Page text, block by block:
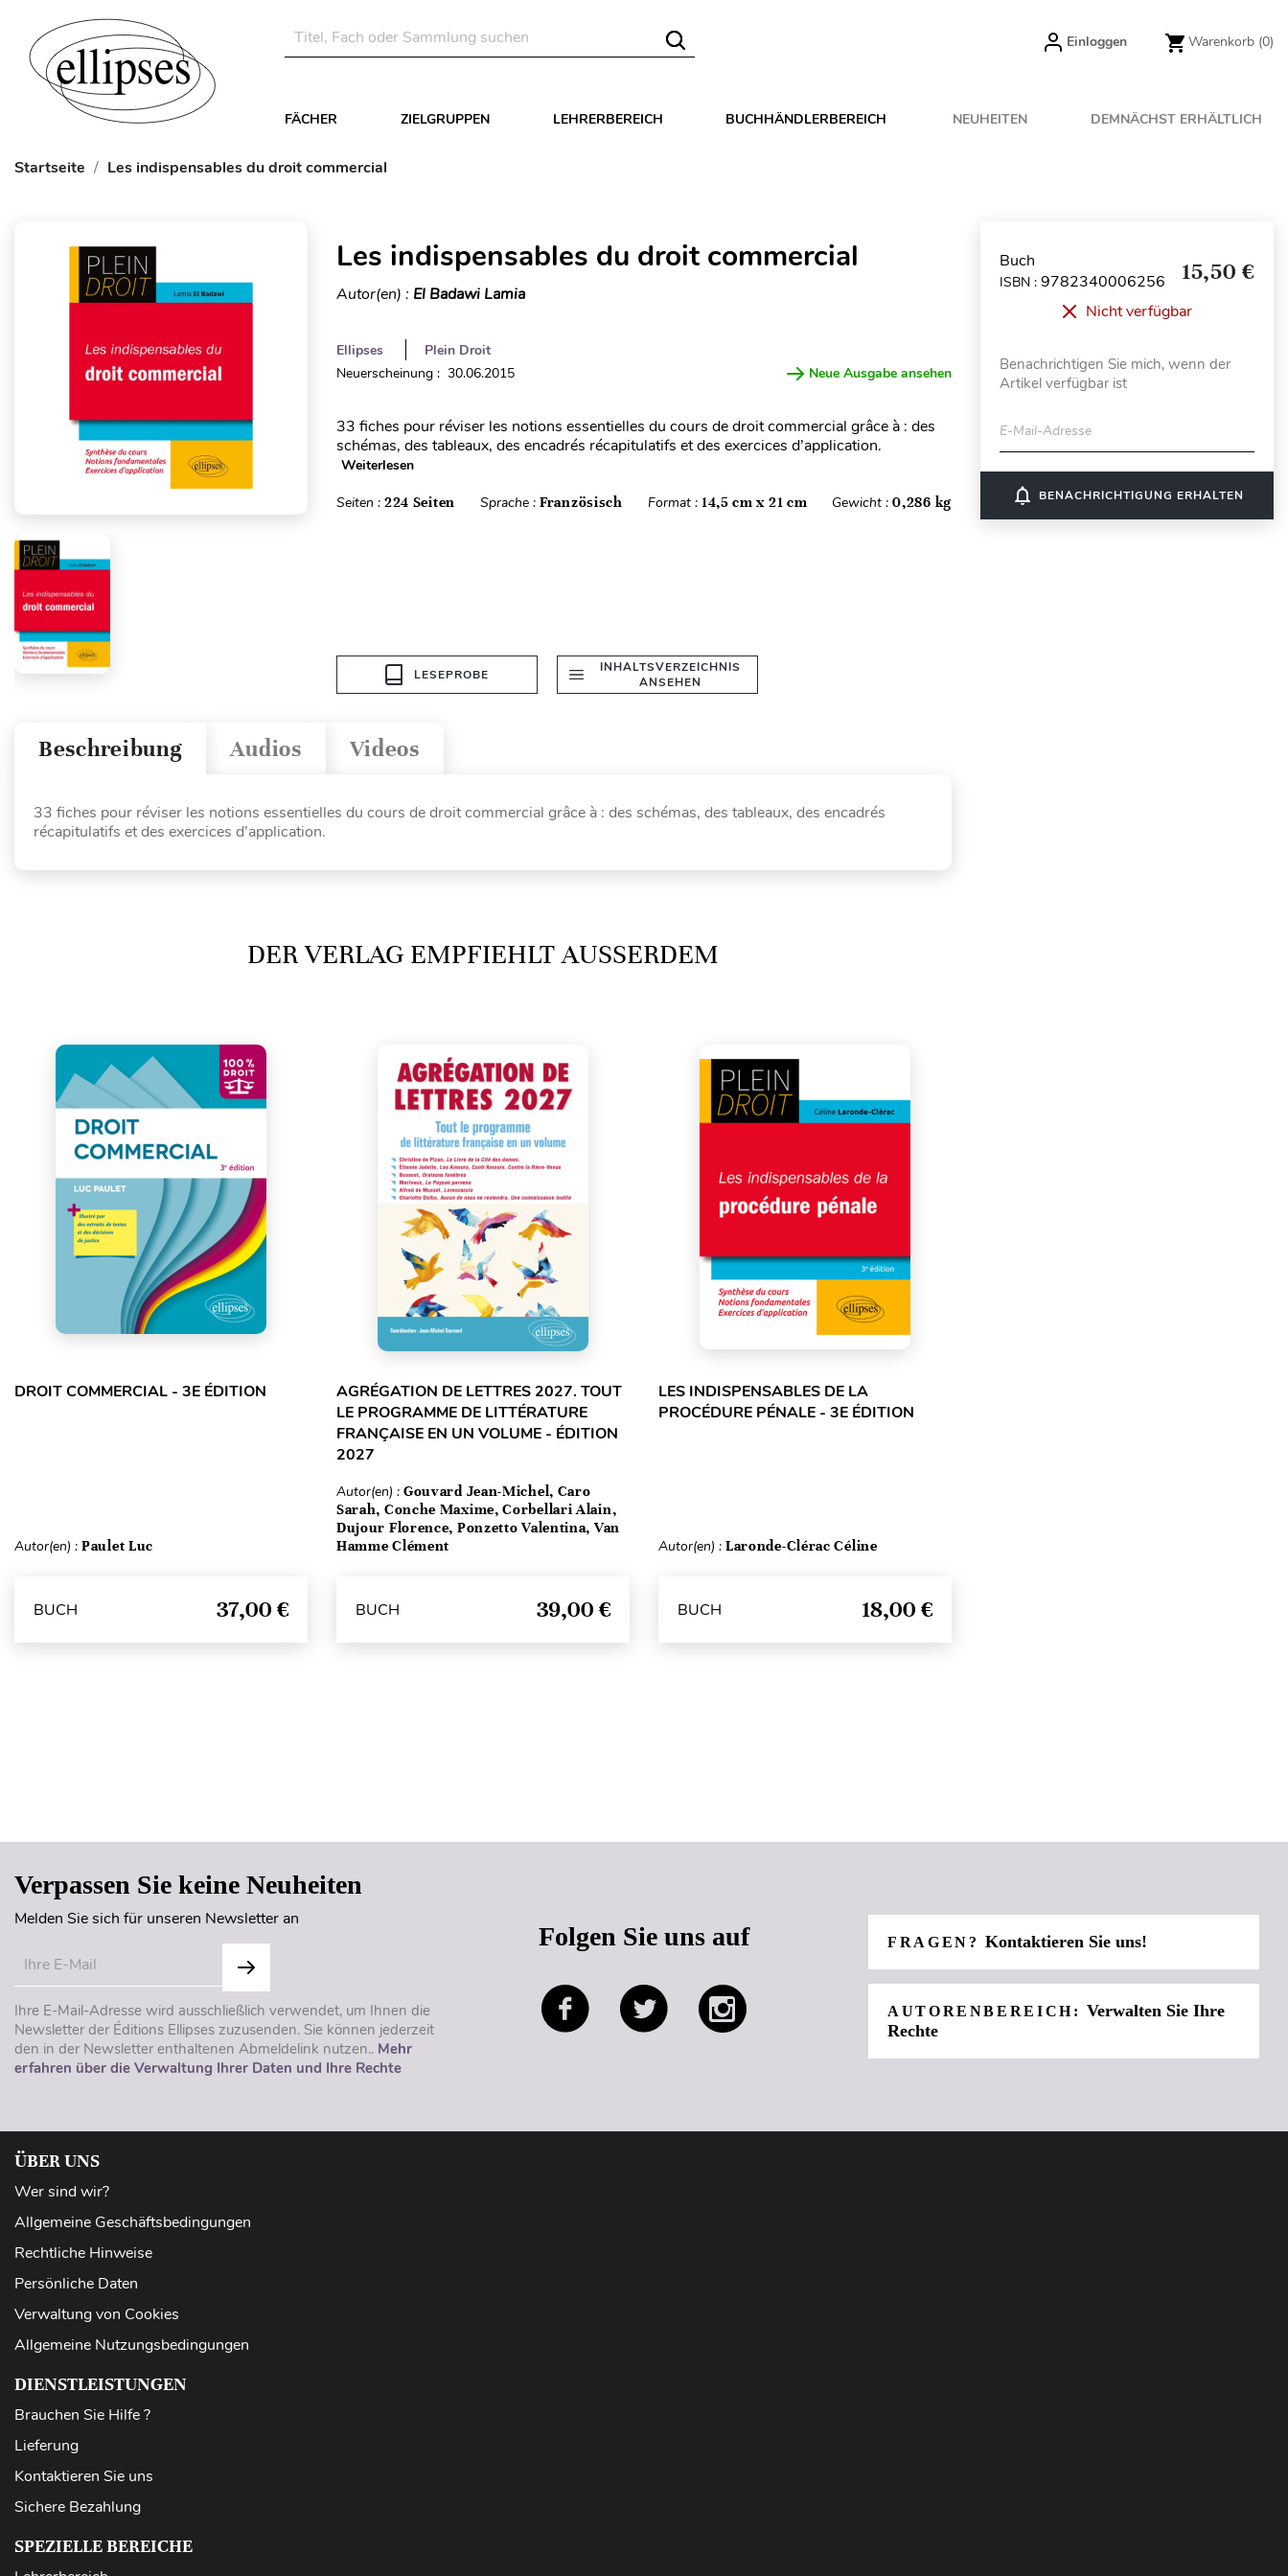
Einloggen Warenkorb (0)
FÄCHER ZIELGRUPPEN LEHRERBEREICH BUCHHÄNDLERBEREICH NEUHEITEN DEMNÄCHST ERHÄLTLICH
Startseite Les indispensables du droit commercial
Les indispensables du droit commercial
Autor(en) : El Badawi Lamia
Ellipses
Plein Droit
Neuerscheinung : 30.06.2015
Neue Ausgabe ansehen
33 fiches pour réviser les notions essentielles du cours de droit commercial grâce à : des
schémas, des tableaux, des encadrés récapitulatifs et des exercices d’application.
Weiterlesen
Seiten : 224 Seiten Sprache :Französisch Format : 14,5 cm x 21 cm Gewicht :0,286 kg
LESEPROBE
INHALTSVERZEICHNIS
ANSEHEN
Videos
Audios
Beschreibung
33 fiches pour réviser les notions essentielles du cours de droit commercial grâce à : des schémas, des tableaux, des encadrés
récapitulatifs et des exercices d’application.
DER VERLAG EMPFIEHLT AUSSERDEM
DROIT COMMERCIAL - 3E ÉDITION
Autor(en) : Paulet Luc
BUCH 37,00 €
AGRÉGATION DE LETTRES 2027. TOUT
LE PROGRAMME DE LITTÉRATURE
FRANÇAISE EN UN VOLUME - ÉDITION
2027
Autor(en) : Gouvard Jean-Michel, Caro
Sarah, Conche Maxime, Corbellari Alain,
Dujour Florence, Ponzetto Valentina, Van
Hamme Clément
BUCH 39,00 €
LES INDISPENSABLES DE LA
PROCÉDURE PÉNALE - 3E ÉDITION
Autor(en) : Laronde-Clérac Céline
BUCH 18,00 €
Buch
ISBN : 9782340006256 15,50 €
Nicht verfügbar
Benachrichtigen Sie mich, wenn der
Artikel verfügbar ist
E-Mail-Adresse
notifications_none BENACHRICHTIGUNG ERHALTEN
Verpassen Sie keine Neuheiten
Melden Sie sich für unseren Newsletter an
Ihre E-Mail-Adresse wird ausschließlich verwendet, um Ihnen die
Newsletter der Éditions Ellipses zuzusenden. Sie können jederzeit
den in der Newsletter enthaltenen Abmeldelink nutzen.. Mehr
erfahren über die Verwaltung Ihrer Daten und Ihre Rechte
Folgen Sie uns auf FRAGEN?Kontaktieren Sie uns!
AUTORENBEREICH:Verwalten Sie Ihre
Rechte
ÜBER UNS
Wer sind wir?
Allgemeine Geschäftsbedingungen
Rechtliche Hinweise
Persönliche Daten
Verwaltung von Cookies
Allgemeine Nutzungsbedingungen
DIENSTLEISTUNGEN
Brauchen Sie Hilfe ?
Lieferung
Kontaktieren Sie uns
Sichere Bezahlung
SPEZIELLE BEREICHE